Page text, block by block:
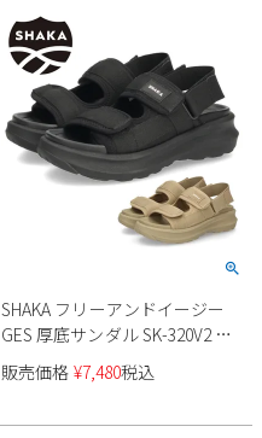
SHAKA フリーアンドイージー
GES 厚底サンダル SK-320V2 ユ
ニセックス
販売価格 ¥7,480税込